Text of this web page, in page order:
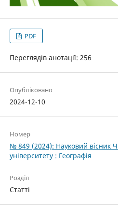
PDF
Переглядів анотації: 256
Опубліковано
2024-12-10
Номер
№ 849 (2024): Науковий вісник
університету : Географія
Розділ
Статті